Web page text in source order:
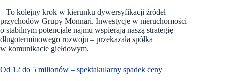
– To kolejny krok w kierunku dywersyfikacji źródeł
przychodów Grupy Monnari. Inwestycje w nieruchomości
o stabilnym potencjale najmu wspierają naszą strategię
długoterminowego rozwoju – przekazała spółka
w komunikacie giełdowym.
Od 12 do 5 milionów – spektakularny spadek ceny